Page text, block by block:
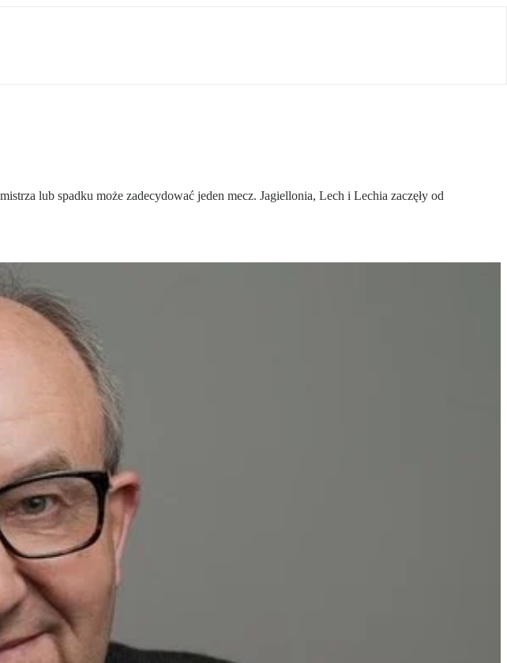
lub spadku może zadecydować jeden mecz. Jagiellonia, Lech i Lechia zaczęły od